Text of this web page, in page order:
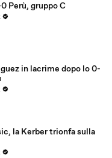
Perù, gruppo C
in lacrime dopo lo 0-
la Kerber trionfa sulla